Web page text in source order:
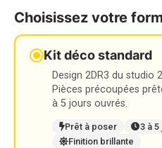
Choisissez votre
Kit déco standard
Design 2DR3 du studio
Pièces précoupées
à 5 jours ouvrés.
Prêt à poser
3 à
Finition brillante